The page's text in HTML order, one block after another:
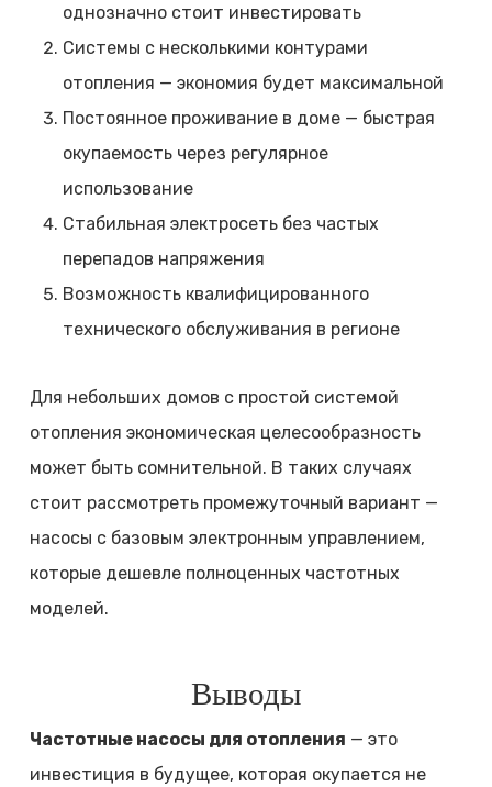
однозначно стоит инвестировать
Системы с несколькими контурами
отопления — экономия будет максимальной
Постоянное проживание в доме — быстрая
окупаемость через регулярное
использование
Стабильная электросеть без частых
перепадов напряжения
Возможность квалифицированного
технического обслуживания в регионе
Для небольших домов с простой системой
отопления экономическая целесообразность
может быть сомнительной. В таких случаях
стоит рассмотреть промежуточный вариант —
насосы с базовым электронным управлением,
которые дешевле полноценных частотных
моделей.
Выводы
Частотные насосы для отопления — это
инвестиция в будущее, которая окупается не